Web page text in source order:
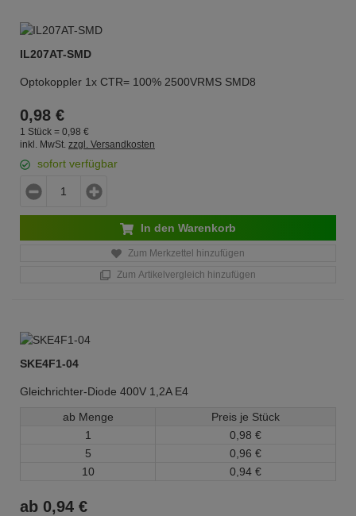
IL207AT-SMD
Optokoppler 1x CTR= 100% 2500VRMS SMD8
0,98 €
1 Stück = 0, 98 €
inkl. MwSt. zzgl. Versandkosten
sofort verfügbar
In den Warenkorb
Zum Merkzettel hinzufügen
Zum Artikelvergleich hinzufügen
SKE4F1-04
Gleichrichter-Diode 400V 1,2A E4
ab Menge
Preis je Stück
1
0, 98 €
5
0, 96 €
10
0, 94 €
ab 0,94 €